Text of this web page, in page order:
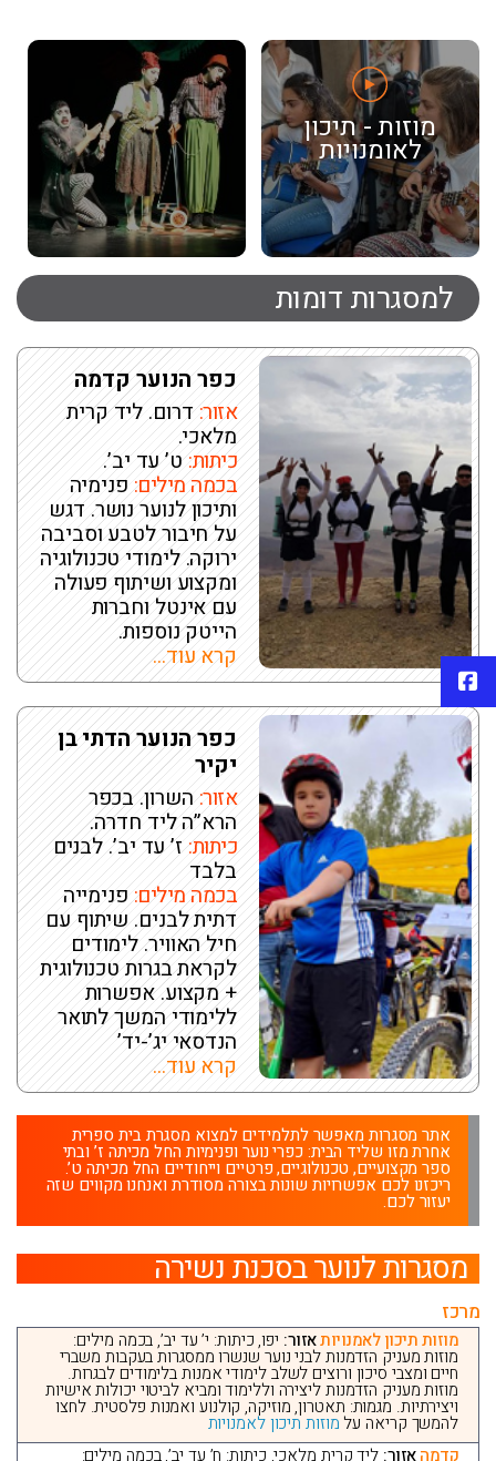
מוזות - תיכון
לאומנויות
למסגרות דומות
כפר הנוער קדמה
אזור:דרום. ליד קרית
מלאכי.
כיתות:ט’ עד יב’.
בכמה מילים:פנימיה
ותיכון לנוער נושר. דגש
על חיבור לטבע וסביבה
ירוקה. לימודי טכנולוגיה
ומקצוע ושיתוף פעולה
עם אינטל וחברות
הייטק נוספות.
קרא עוד...
כפר הנוער הדתי בן
יקיר
אזור:השרון. בכפר
הרא”ה ליד חדרה.
כיתות:ז’ עד יב’. לבנים
בלבד
בכמה מילים:פנימייה
דתית לבנים. שיתוף עם
חיל האוויר. לימודים
לקראת בגרות טכנולוגית
+ מקצוע. אפשרות
ללימודי המשך לתואר
הנדסאי יג’-יד’
קרא עוד...
אתר מסגרות מאפשר לתלמידים למצוא מסגרת בית ספרית
אחרת מזו שליד הבית: כפרי נוער ופנימיות החל מכיתה ז’ ובתי
ספר מקצועיים, טכנולוגיים, פרטיים וייחודיים החל מכיתה ט’.
ריכזנו לכם אפשרויות שונות בצורה מסודרת ואנחנו מקווים שזה
יעזור לכם.
מסגרות לנוער בסכנת נשירה
מרכז
מוזות תיכון לאמנויותאזור: יפו, כיתות: י’ עד יב’, בכמה מילים:
מוזות מעניק הזדמנות לבני נוער שנשרו ממסגרות בעקבות משברי
חיים ומצבי סיכון ורוצים לשלב לימודי אמנות בלימודים לבגרות.
מוזות מעניק הזדמנות ליצירה וללימוד ומביא לביטוי יכולות אישיות
ויצירתיות. מגמות: תאטרון, מוזיקה, קולנוע ואמנות פלסטית. לחצו
להמשך קריאה עלמוזות תיכון לאמנויות
קדמהאזור: ליד קרית מלאכי, כיתות: ח’ עד יב’, בכמה מילים:
פייסבוק